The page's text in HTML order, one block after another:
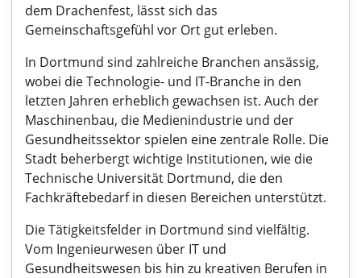
dem Drachenfest, lässt sich das
Gemeinschaftsgefühl vor Ort gut erleben.
In Dortmund sind zahlreiche Branchen ansässig,
wobei die Technologie- und IT-Branche in den
letzten Jahren erheblich gewachsen ist. Auch der
Maschinenbau, die Medienindustrie und der
Gesundheitssektor spielen eine zentrale Rolle. Die
Stadt beherbergt wichtige Institutionen, wie die
Technische Universität Dortmund, die den
Fachkräftebedarf in diesen Bereichen unterstützt.
Die Tätigkeitsfelder in Dortmund sind vielfältig.
Vom Ingenieurwesen über IT und
Gesundheitswesen bis hin zu kreativen Berufen in